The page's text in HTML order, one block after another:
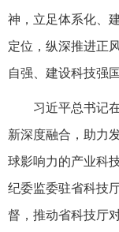
神，立足体系化、
定位，纵深推进正
自强、建设科技强
习近平总书记
新深度融合，助力
球影响力的产业科
纪委监委驻省科技
督，推动省科技厅